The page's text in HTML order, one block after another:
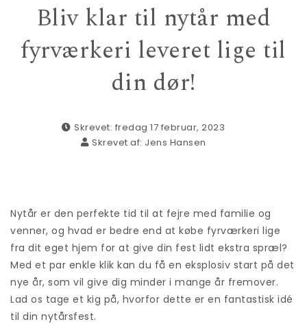
Bliv klar til nytår med
fyrværkeri leveret lige til
din dør!
Skrevet: fredag 17 februar, 2023
Skrevet af: Jens Hansen
Nytår er den perfekte tid til at fejre med familie og
venner, og hvad er bedre end at købe fyrværkeri lige
fra dit eget hjem for at give din fest lidt ekstra spræl?
Med et par enkle klik kan du få en eksplosiv start på det
nye år, som vil give dig minder i mange år fremover.
Lad os tage et kig på, hvorfor dette er en fantastisk idé
til din nytårsfest.